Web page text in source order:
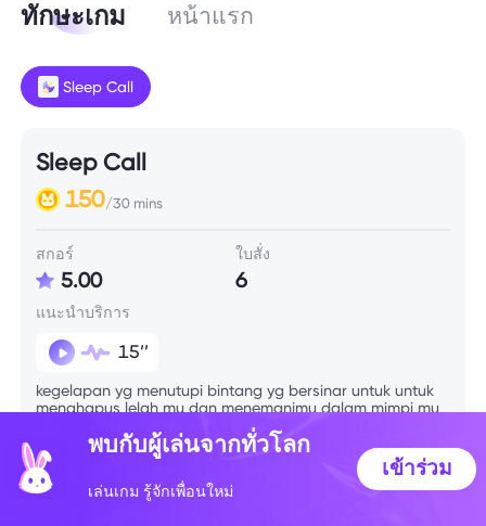
ทักษะเกม หน้าแรก
Sleep Call
Sleep Call
150/30 mins
สกอร์
5.00
ใบสั่ง
6
แนะนำบริการ
15’’
kegelapan yg menutupi bintang yg bersinar untuk untuk
menghapus lelah mu dan menemanimu dalam mimpi mu
พบกับผู้เล่นจากทั่วโลก
เล่นเกม รู้จักเพื่อนใหม่
เข้าร่วม